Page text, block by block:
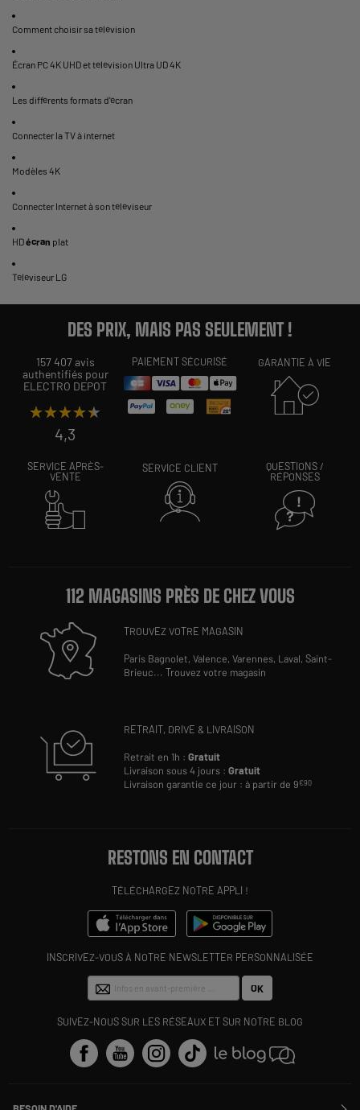
Comment choisir sa télévision
Écran PC 4K UHD et télévision Ultra UD 4K
Les différents formats d'écran
Connecter la TV à internet
Modèles 4K
Connecter Internet à son téléviseur
HDécran plat
Téléviseur LG
DES PRIX, MAIS PAS SEULEMENT !
157 407 avis
authentifiés pour
ELECTRO DEPOT
★★★★★
★★★★★
4,3
PAIEMENT SÉCURISÉ GARANTIE À VIE
SERVICE APRÈS-
VENTE
SERVICE CLIENT
QUESTIONS /
RÉPONSES
112 MAGASINS PRÈS DE CHEZ VOUS
TROUVEZ VOTRE MAGASIN
Paris Bagnolet,Valence,Varennes, Laval,Saint-
Brieuc...Trouvez votre magasin
RETRAIT, DRIVE & LIVRAISON
Retrait en 1h :Gratuit
Livraison sous 4 jours :Gratuit
Livraison garantie ce jour : à partir de 9€90
RESTONS EN CONTACT
TÉLÉCHARGEZ NOTRE APPLI !
INSCRIVEZ-VOUS À NOTRE NEWSLETTER PERSONNALISÉE
OK
SUIVEZ-NOUS SUR LES RÉSEAUX ET SUR NOTRE BLOG